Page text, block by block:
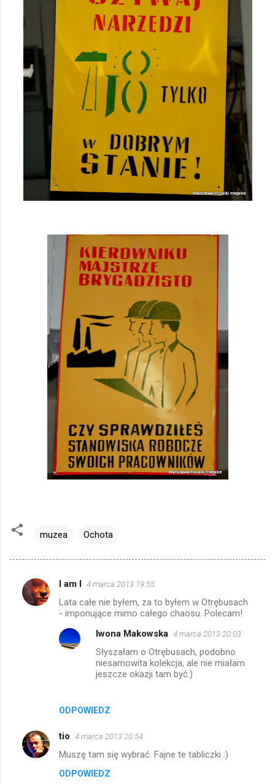
muzea Ochota
K
o
e
I am I 4 marca 2013 19:55
Lata całe nie byłem, za to byłem w Otrębusach
- imponujące mimo całego chaosu. Polecam!
ODPOWIEDZ
Iwona Makowska 4 marca 2013 20:03
Słyszałam o Otrębusach, podobno
niesamowita kolekcja, ale nie miałam
jeszcze okazji tam być:)
tio 4 marca 2013 20:54
Muszę tam się wybrać. Fajne te tabliczki :)
ODPOWIEDZ